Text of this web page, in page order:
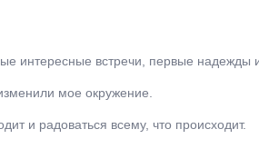
интересные встречи, первые надежды
мое окружение.
и радоваться всему, что происходит.